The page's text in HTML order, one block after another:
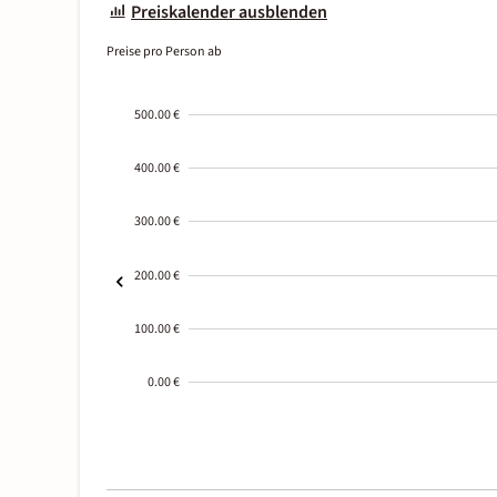
Preiskalender ausblenden
Preise pro Person ab
500.00 €
400.00 €
300.00 €
200.00 €
100.00 €
0.00 €
01-02